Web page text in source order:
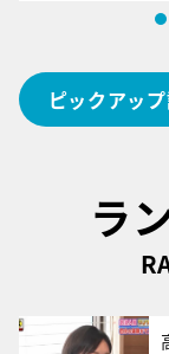
ピックアッ
ラ